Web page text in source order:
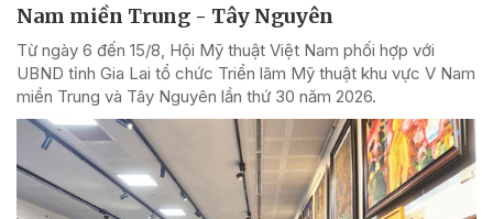
Nam miền Trung - Tây Nguyên
Từ ngày 6 đến 15/8, Hội Mỹ thuật Việt Nam phối hợp với
UBND tỉnh Gia Lai tổ chức Triển lãm Mỹ thuật khu vực V Nam
miền Trung và Tây Nguyên lần thứ 30 năm 2026.